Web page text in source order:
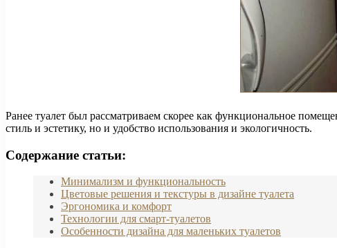
Ранее туалет был рассматриваем скорее как функциональное
стиль и эстетику, но и удобство использования и экологичность.
Содержание статьи:
Минимализм и функциональность
Цветовые решения и текстуры в дизайне туалета
Эргономика и комфорт
Технологии для смарт-туалетов
Особенности дизайна для маленьких туалетов